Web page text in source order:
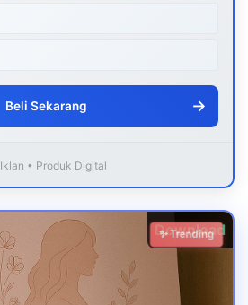
Beli Sekarang →
Iklan • Produk Digital
Download
✨ Trending